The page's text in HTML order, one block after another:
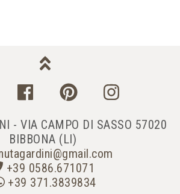
- VIA CAMPO DI SASSO 57020
BIBBONA (LI)
+39 0586.671071
+39 371.3839834